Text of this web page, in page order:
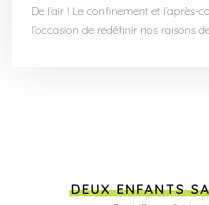
De l’air ! Le confinement et l’après-
l’occasion de redéfinir nos raisons
DEUX ENFANTS